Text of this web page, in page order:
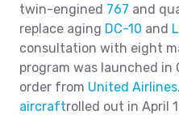
twin-engined 767 and
replace aging DC-10 and
consultation with eight
program was launched in
order from United Airlines
aircraftrolled out in April